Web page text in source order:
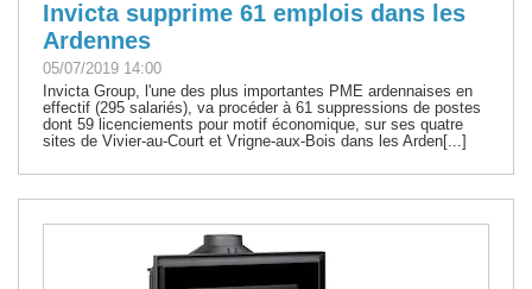
Invicta supprime 61 emplois dans les
Ardennes
05/07/2019 14:00
Invicta Group, l'une des plus importantes PME ardennaises en
effectif (295 salariés), va procéder à 61 suppressions de postes
dont 59 licenciements pour motif économique, sur ses quatre
sites de Vivier-au-Court et Vrigne-aux-Bois dans les Arden[...]